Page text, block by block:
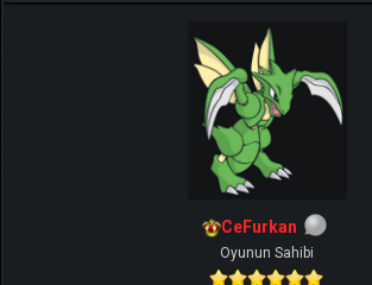
Benim ve diğer eğitmenlerin taktikleri için
CeFurkan
Oyunun Sahibi